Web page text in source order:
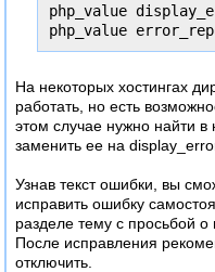
php_value
php_value
На некоторых хостингах
работать, но есть
этом случае нужно найти
заменить ее на
Узнав текст ошибки, вы
исправить ошибку
разделе тему с просьбой о
После исправления
отключить.